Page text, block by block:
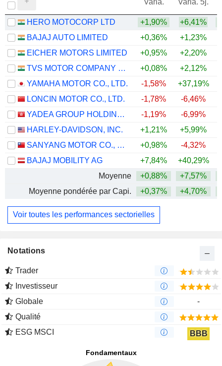
HERO MOTOCORP LTD +1,90% +6,41%
BAJAJ AUTO LIMITED
+0,36% +1,23%
EICHER MOTORS LIMITED
+0,95% +2,20%
TVS MOTOR COMPANY LIMITED
+0,08% +2,12%
YAMAHA MOTOR CO., LTD.
-1,58% +37,19%
LONCIN MOTOR CO., LTD.
-1,78% -6,46%
YADEA GROUP HOLDINGS LTD.
-1,19% -6,99%
HARLEY-DAVIDSON, INC.
+1,21% +5,99%
SANYANG MOTOR CO., LTD.
+0,98% -4,32%
BAJAJ MOBILITY AG
+7,84% +40,29%
Moyenne
+0,88% +7,57%
Moyenne pondérée par Capi.
+0,37% +4,70%
Voir toutes les performances sectorielles
Notations
Trader
Investisseur
Globale
-
Qualité
ESG MSCI
BBB